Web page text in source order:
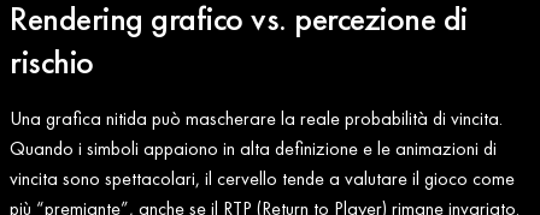
Rendering grafico vs. percezione di
rischio
Una grafica nitida può mascherare la reale probabilità di vincita.
Quando i simboli appaiono in alta definizione e le animazioni di
vincita sono spettacolari, il cervello tende a valutare il gioco come
più “premiante”, anche se il RTP (Return to Player) rimane invariato.